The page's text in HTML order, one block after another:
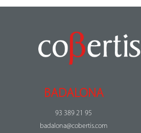
BADALONA
93 389 21 95
badalona@cobertis.com